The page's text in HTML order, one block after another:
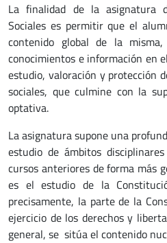
La finalidad de la asignatura
Sociales es permitir que el
contenido global de la
conocimientos e información en
estudio, valoración y protección
sociales, que culmine con la
optativa.
La asignatura supone una
estudio de ámbitos
cursos anteriores de forma más
es el estudio de la
precisamente, la parte de la
ejercicio de los derechos y
general, se sitúa el contenido